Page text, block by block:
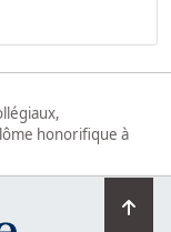
honorifique à